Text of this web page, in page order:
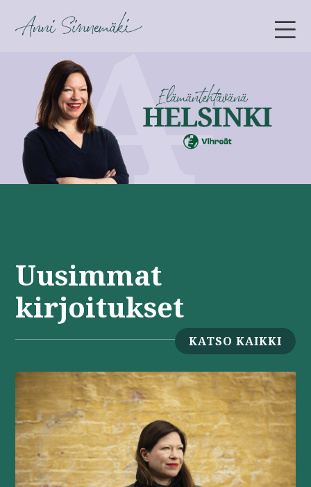
ANNI SINNEMÄKI
Uusimmat
kirjoitukset
KATSO KAIKKI